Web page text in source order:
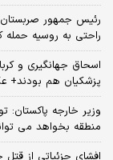
رئیس جمهور صربستان:
راحتی به روسیه حمله
اسحاق جهانگیری و
پزشکیان هم بودند+
وزیر خارجه
منطقه بخواهد می